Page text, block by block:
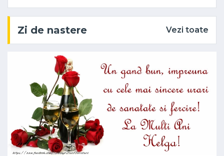
Zi de nastere Vezi toate